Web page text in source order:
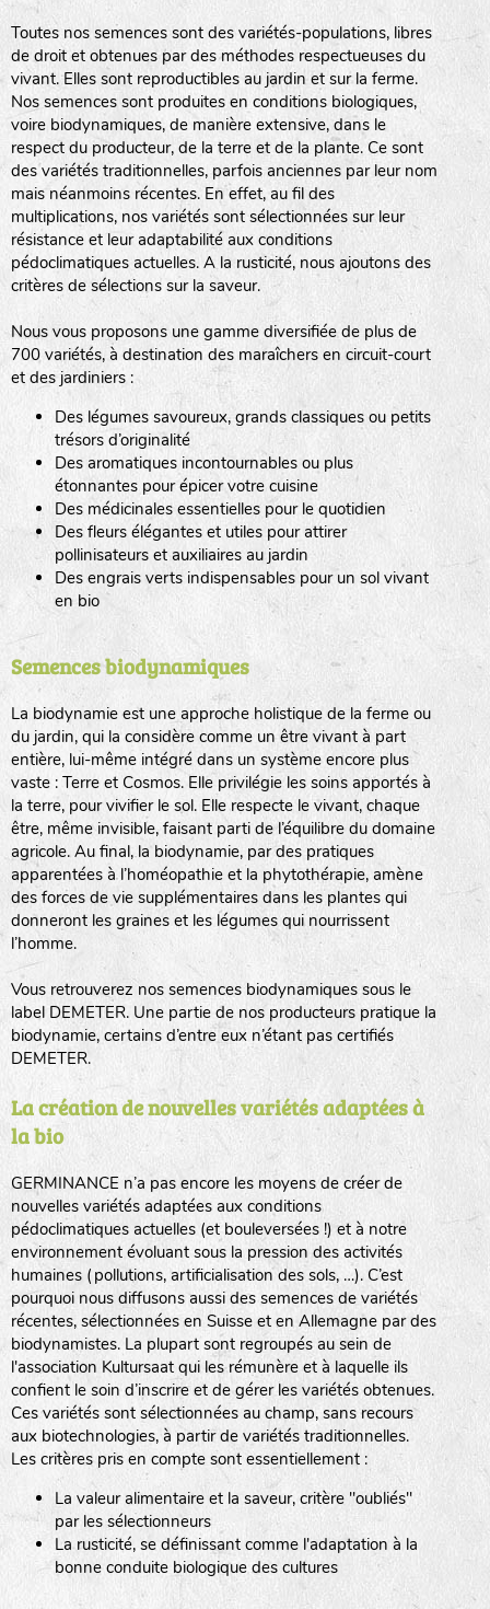
Toutes nos semences sont des variétés-populations, libres
de droit et obtenues par des méthodes respectueuses du
vivant. Elles sont reproductibles au jardin et sur la ferme.
Nos semences sont produites en conditions biologiques,
voire biodynamiques, de manière extensive, dans le
respect du producteur, de la terre et de la plante. Ce sont
des variétés traditionnelles, parfois anciennes par leur nom
mais néanmoins récentes. En effet, au fil des
multiplications, nos variétés sont sélectionnées sur leur
résistance et leur adaptabilité aux conditions
pédoclimatiques actuelles. A la rusticité, nous ajoutons des
critères de sélections sur la saveur.
Nous vous proposons une gamme diversifiée de plus de
700 variétés, à destination des maraîchers en circuit-court
et des jardiniers :
Des légumes savoureux, grands classiques ou petits
trésors d’originalité
Des aromatiques incontournables ou plus
étonnantes pour épicer votre cuisine
Des médicinales essentielles pour le quotidien
Des fleurs élégantes et utiles pour attirer
pollinisateurs et auxiliaires au jardin
Des engrais verts indispensables pour un sol vivant
en bio
Semences biodynamiques
La biodynamie est une approche holistique de la ferme ou
du jardin, qui la considère comme un être vivant à part
entière, lui-même intégré dans un système encore plus
vaste : Terre et Cosmos. Elle privilégie les soins apportés à
la terre, pour vivifier le sol. Elle respecte le vivant, chaque
être, même invisible, faisant parti de l’équilibre du domaine
agricole. Au final, la biodynamie, par des pratiques
apparentées à l’homéopathie et la phytothérapie, amène
des forces de vie supplémentaires dans les plantes qui
donneront les graines et les légumes qui nourrissent
l’homme.
Vous retrouverez nos semences biodynamiques sous le
label DEMETER. Une partie de nos producteurs pratique la
biodynamie, certains d’entre eux n’étant pas certifiés
DEMETER.
La création de nouvelles variétés adaptées à
la bio
GERMINANCE n’a pas encore les moyens de créer de
nouvelles variétés adaptées aux conditions
pédoclimatiques actuelles (et bouleversées !) et à notre
environnement évoluant sous la pression des activités
humaines (pollutions, artificialisation des sols, …). C’est
pourquoi nous diffusons aussi des semences de variétés
récentes, sélectionnées en Suisse et en Allemagne par des
biodynamistes. La plupart sont regroupés au sein de
l'association Kultursaat qui les rémunère et à laquelle ils
confient le soin d’inscrire et de gérer les variétés obtenues.
Ces variétés sont sélectionnées au champ, sans recours
aux biotechnologies, à partir de variétés traditionnelles.
Les critères pris en compte sont essentiellement :
La valeur alimentaire et la saveur, critère "oubliés"
par les sélectionneurs
La rusticité, se définissant comme l'adaptation à la
bonne conduite biologique des cultures
BINGENHEIMER SAATGUT (BGH)
www.bingenheimersaatgut.de
DE BOLSTER (DBO)
www.bolster.nl
GRAINE DEL PAÏS (GDP)
www.grainesdelpais.com
JARDIN EN’VIE (JEV)
LA BOITE A GRAINES (LBAG)
LA RÉFÉRENCE :F BEL20BPA1A (en haut à gauche)
F : Fleurs.
Les autres catégories étant :
: Engrais vert
L: Légumes
A: Aromatiques
BEL : Code de la variété
(Ici Belle de nuit)
20 : Année de récolte(ici 2020)
BPA : Initiales du producteur ou du fournisseur de la
semence.
1 : Numéro d’ordre du lot
A : Sans calibre.
G: Gros
M: Moyen calibre
P: Petit calibre
haies
zone sauvage
tas de compost
fleurs
animaux domestiques
animaux sauvages
biodiversité cultivée
Légumes feuilles
Légumes racines
Plantes aromatiques